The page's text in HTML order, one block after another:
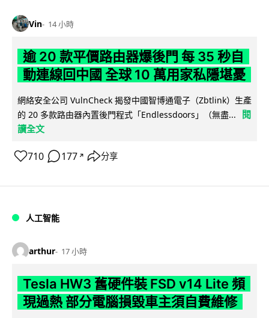
Vin 14 小時
逾 20 款平價路由器爆後門 每 35 秒自
動連線回中國 全球 10 萬用家私隱堪憂
網絡安全公司 VulnCheck 揭發中國智博通電子（Zbtlink）生產
的 20 多款路由器內置後門程式「Endlessdoors」（無盡...
閱
讀全文
710 177 ↗ 分享
人工智能
arthur 17 小時
Tesla HW3 舊硬件裝 FSD v14 Lite 頻
現過熱 部分電腦損毀車主須自費維修